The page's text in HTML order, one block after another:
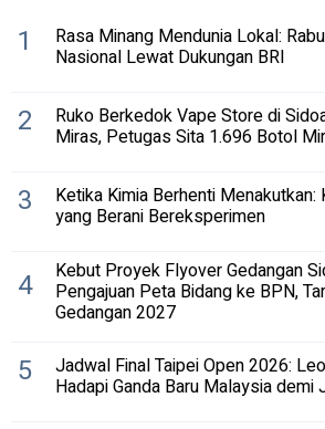
1 Rasa Minang Mendunia Lokal:
Nasional Lewat Dukungan BRI
2 Ruko Berkedok Vape Store di
Miras, Petugas Sita 1.696 Botol
3 Ketika Kimia Berhenti
yang Berani Bereksperimen
4 Kebut Proyek Flyover Gedangan
Pengajuan Peta Bidang ke BPN,
Gedangan 2027
5 Jadwal Final Taipei Open 2026:
Hadapi Ganda Baru Malaysia demi